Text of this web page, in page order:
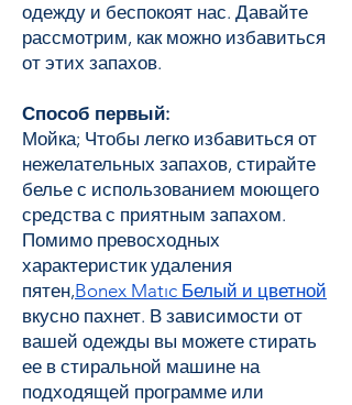
одежду и беспокоят нас. Давайте
рассмотрим, как можно избавиться
от этих запахов.
Способ первый:
Мойка; Чтобы легко избавиться от
нежелательных запахов, стирайте
белье с использованием моющего
средства с приятным запахом.
Помимо превосходных
характеристик удаления
пятен,Bonex Matıc Белый и цветной
вкусно пахнет. В зависимости от
вашей одежды вы можете стирать
ее в стиральной машине на
подходящей программе или